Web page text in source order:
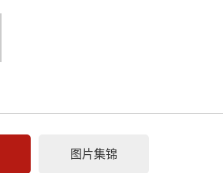
图片集锦